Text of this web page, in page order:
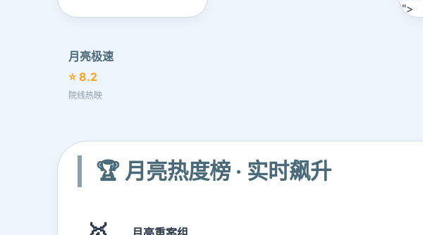
'">
月亮极速
⭐ 8.2
院线热映
🏆 月亮热度榜 · 实时飙升